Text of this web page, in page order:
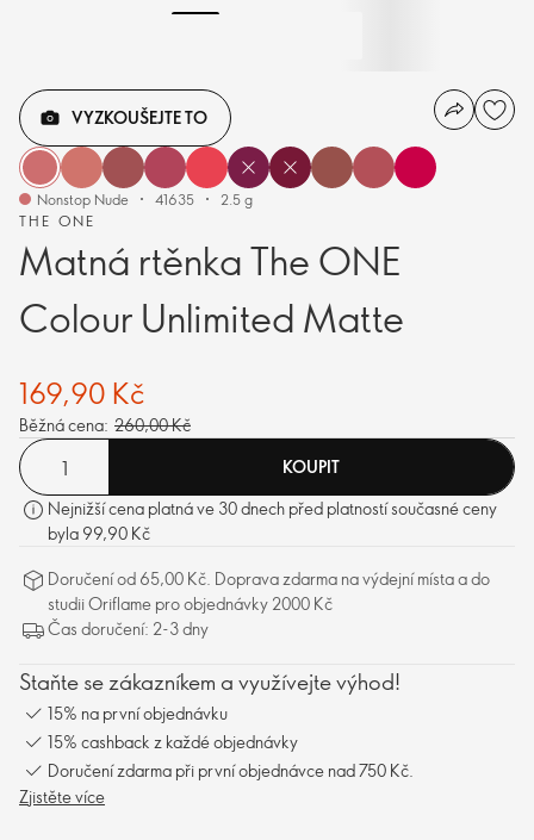
THE ONE
Matná rtěnka The ONE
Colour Unlimited Matte
VYZKOUŠEJTE TO
Nonstop Nude 41635 2.5 g
169,90 Kč
Běžná cena: 260,00 Kč
KOUPIT
Nejnižší cena platná ve 30 dnech před platností současné ceny
byla 99,90 Kč
Doručení od 65,00 Kč. Doprava zdarma na výdejní místa a do
studii Oriflame pro objednávky 2000 Kč
Čas doručení: 2-3 dny
Staňte se zákazníkem a využívejte výhod!
15% na první objednávku
15% cashback z každé objednávky
Doručení zdarma při první objednávce nad 750 Kč.
Zjistěte více